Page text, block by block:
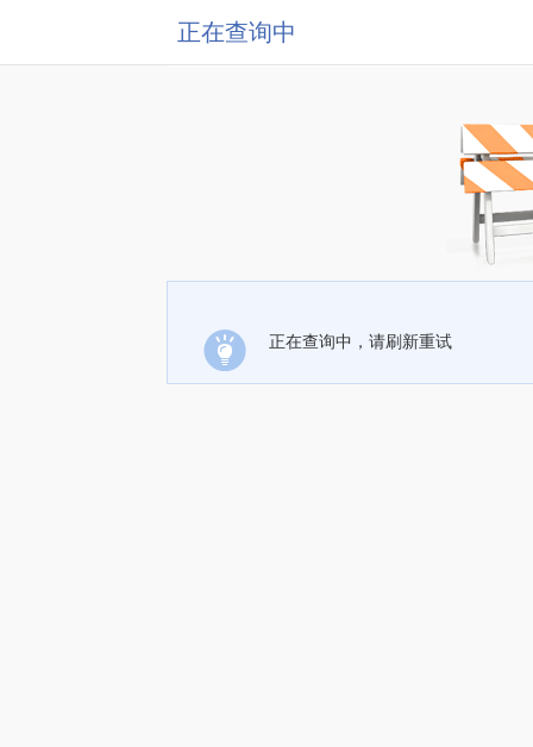
正在查询中
正在查询中，请刷新重试